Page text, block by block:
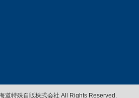
道特殊自販株式会社 All Rights Reserved.